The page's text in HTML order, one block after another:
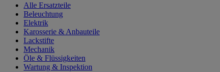
Alle Ersatzteile
Beleuchtung
Elektrik
Karosserie & Anbauteile
Lackstifte
Mechanik
Öle & Flüssigkeiten
Wartung & Inspektion